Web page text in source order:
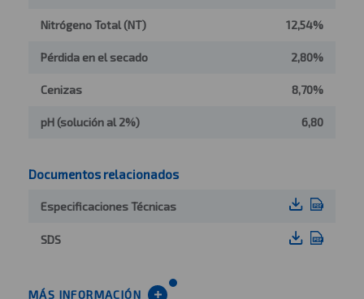
Nitrógeno Total (NT) 12,54%
Pérdida en el secado 2,80%
Cenizas 8,70%
pH (solución al 2%) 6,80
Documentos relacionados
Especificaciones Técnicas
SDS
MÁS INFORMACIÓN